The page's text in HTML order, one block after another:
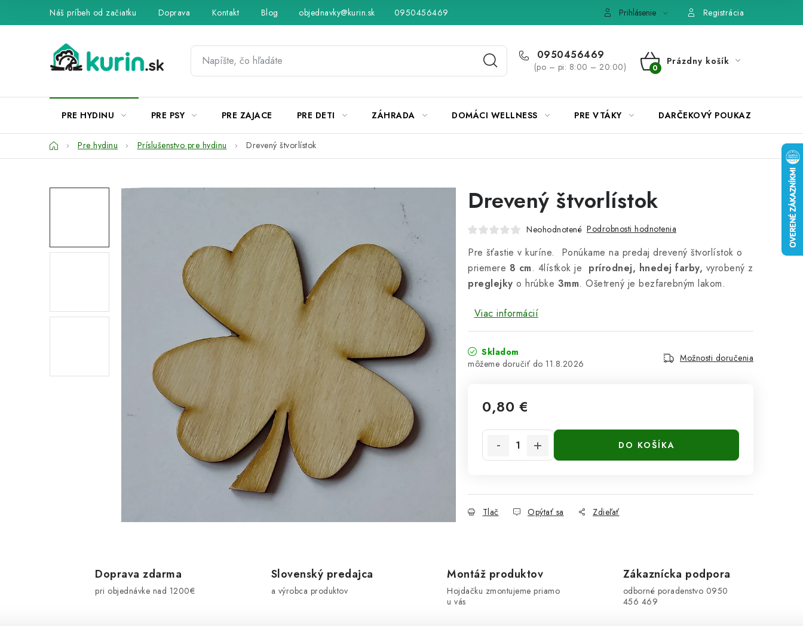
Náš príbeh od začiatku Doprava Kontakt Blog Hodnotenie obchodu Obchodné podmienky Pravidlá súťaží na Facebooku
objednavky@kurin.sk 0950456469 Prihlásenie Registrácia
0950456469
(po – pi: 8:00 – 20:00)
NÁKUPNÝ
Prázdny košík
PRE HYDINU PRE PSY PRE ZAJACE PRE DETI ZÁHRADA DOMÁCI WELLNESS PRE VTÁKY DARČEKOVÝ POUKAZ
DomovPre hydinu Príslušenstvo pre hydinu Drevený štvorlístok
Drevený štvorlístok
Neohodnotené Podrobnosti hodnotenia
Pre šťastie v kuríne. Ponúkame na predaj drevený štvorlístok o
priemere 8 cm. 4lístkok je prírodnej, hnedej farby, vyrobený z
preglejky o hrúbke 3mm. Ošetrený je bezfarebným lakom.
Viac informácií
Skladom
11.8.2026
Možnosti doručenia
0,80 €
DO KOŠÍKA
Tlač Opýtať sa Zdieľať
Doprava zdarma
pri objednávke nad 1200€
Slovenský predajca
a výrobca produktov
Montáž produktov
Hojdačku zmontujeme priamo
u vás
Zákaznícka podpora
odborné poradenstvo 0950
456 469